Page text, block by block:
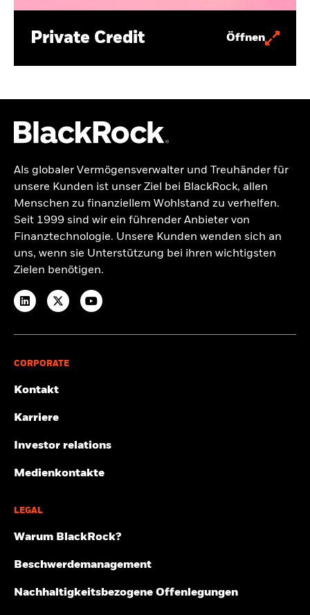
Private Credit Öffnen
Als globaler Vermögensverwalter und Treuhänder für
unsere Kunden ist unser Ziel bei BlackRock, allen
Menschen zu finanziellem Wohlstand zu verhelfen.
Seit 1999 sind wir ein führender Anbieter von
Finanztechnologie. Unsere Kunden wenden sich an
uns, wenn sie Unterstützung bei ihren wichtigsten
Zielen benötigen.
CORPORATE
Kontakt
Karriere
Investor relations
Medienkontakte
LEGAL
Warum BlackRock?
Beschwerdemanagement
Nachhaltigkeitsbezogene Offenlegungen